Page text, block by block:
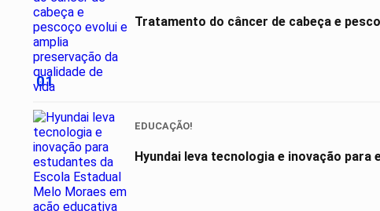
01
Tratamento do câncer de cabeça e
EDUCAÇÃO!
Hyundai leva tecnologia e inovação para